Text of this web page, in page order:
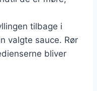
tilbage i
valgte sauce. Rør
bliver